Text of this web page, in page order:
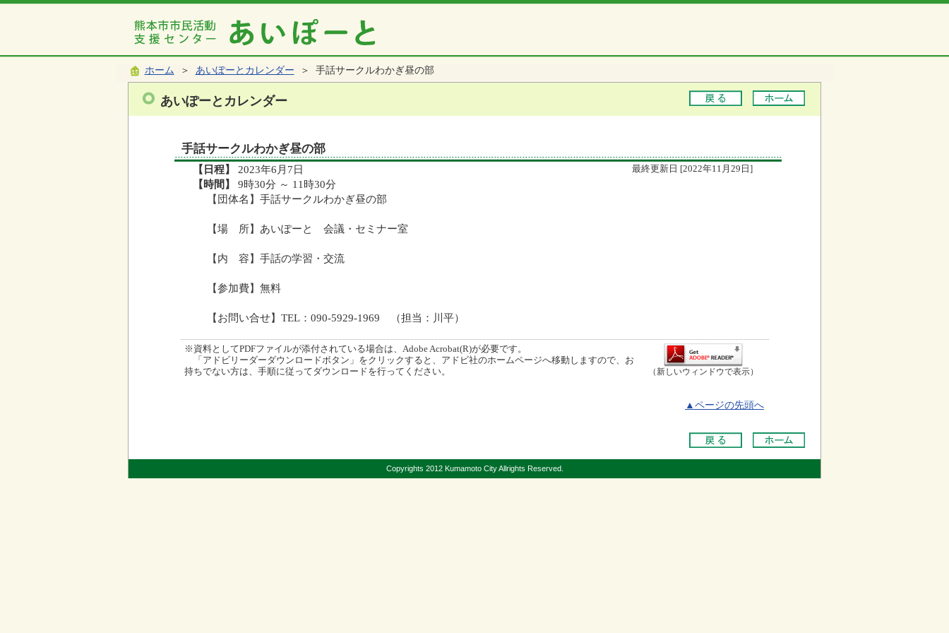
ホーム ＞ あいぽーとカレンダー ＞ 手話サークルわかぎ昼の部
あいぽーとカレンダー
手話サークルわかぎ昼の部
【日程】 2023年6月7日 最終更新日 [2022年11月29日]
【時間】
9時30分 ～ 11時30分
【団体名】手話サークルわかぎ昼の部
【場 所】あいぽーと 会議・セミナー室
【内 容】手話の学習・交流
【参加費】無料
【お問い合せ】TEL：090-5929-1969 （担当：川平）
※資料としてPDFファイルが添付されている場合は、Adobe Acrobat(R)が必要です。
「アドビリーダーダウンロードボタン」をクリックすると、アドビ社のホームページへ移動しますので、お
持ちでない方は、手順に従ってダウンロードを行ってください。
（新しいウィンドウで表示）
▲ページの先頭へ
Copyrights 2012 Kumamoto City Allrights Reserved.